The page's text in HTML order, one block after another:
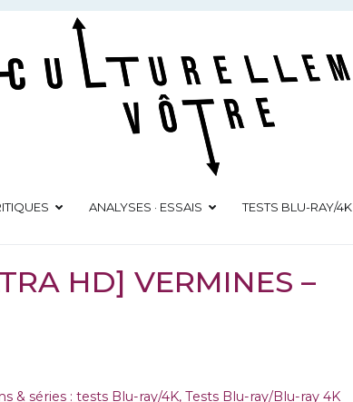
Culturellement Vôtre
ANALYSES · ESSAIS TESTS BLU-RAY/4K
HD] VERMINES –
& séries : tests Blu-ray/4K,Tests Blu-ray/Blu-ray 4K